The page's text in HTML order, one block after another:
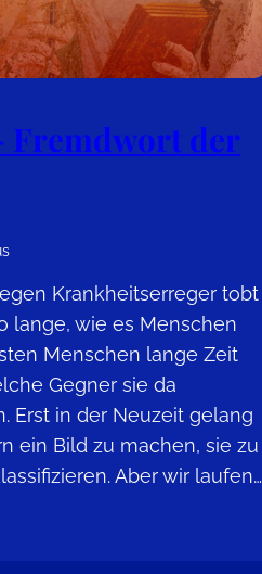
Fremdwort der
Krankheitserreger tobt
lange, wie es Menschen
Menschen lange Zeit
Gegner sie da
Erst in der Neuzeit gelang
ein Bild zu machen, sie zu
Aber wir laufen…